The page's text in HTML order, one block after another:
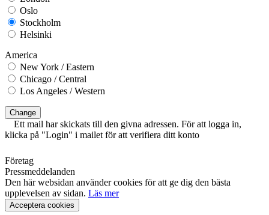
Oslo
Stockholm
Helsinki
America
New York / Eastern
Chicago / Central
Los Angeles / Western
Change
Ett mail har skickats till den givna adressen. För att logga in,
klicka på "Login" i mailet för att verifiera ditt konto
Företag
Pressmeddelanden
Den här websidan använder cookies för att ge dig den bästa
upplevelsen av sidan. Läs mer
Acceptera cookies